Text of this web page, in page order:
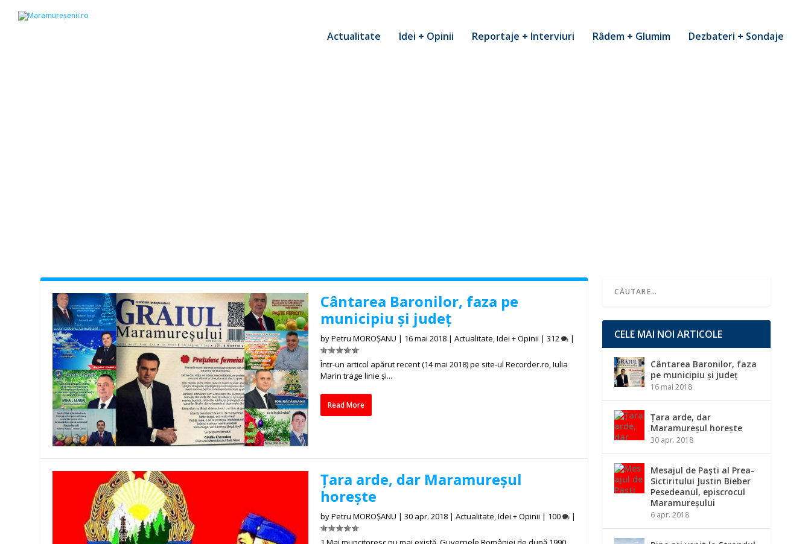
Actualitate Idei + Opinii Reportaje + Interviuri Râdem + Glumim Dezbateri + Sondaje
Cântarea Baronilor, faza pe
municipiu și județ
byPetru MOROȘANU | 16 mai 2018| Actualitate,Idei + Opinii | 312 |
Într-un articol apărut recent (14 mai 2018) pe site-ul Recorder.ro, Iulia
Marin trage linie și...
Read More
Țara arde, dar Maramureșul
horește
byPetru MOROȘANU | 30 apr. 2018| Actualitate,Idei + Opinii | 100 |
CELE MAI NOI ARTICOLE
Cântarea Baronilor, faza
pe municipiu și județ
16 mai 2018
Țara arde, dar
Maramureșul horește
30 apr. 2018
Mesajul de Paști al Prea-
Sictiritului Justin Bieber
Pesedeanul, episcrocul
Maramureșului
6 apr. 2018